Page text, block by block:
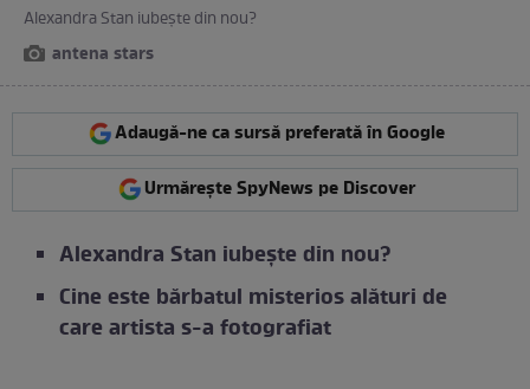
Alexandra Stan iubește din nou?
antena stars
Adaugă-ne ca sursă preferată în Google
Urmărește SpyNews pe Discover
Alexandra Stan iubește din nou?
Cine este bărbatul misterios alături de
care artista s-a fotografiat